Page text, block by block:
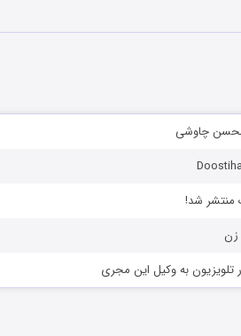
محسن چاوشی
زن
به وکیل این مجری